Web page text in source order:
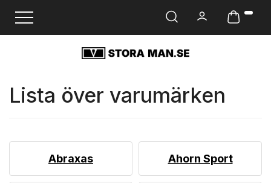
Ändra navigering
Lista över varumärken
Abraxas Ahorn Sport